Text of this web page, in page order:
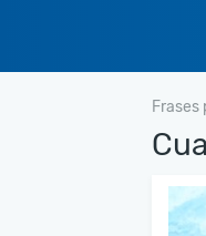
Frases